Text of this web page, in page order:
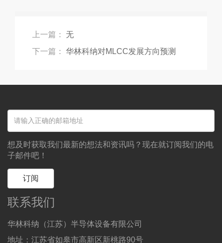
上一篇： 无
下一篇： 华林科纳对MLCC发展方向预测
想及时获取我们最新的想法和资讯吗？现在就订阅我们的电
子邮件吧！
订阅
联系我们
华林科纳（江苏）半导体设备有限公司
地址：江苏省如皋市高新区新桃路90号